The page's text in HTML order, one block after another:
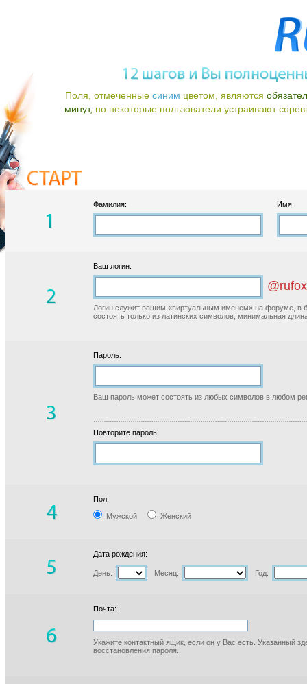
Поля, отмеченные синим цветом, являются
минут, но некоторые пользователи устраивают
Фамилия: Имя:
Ваш логин:
Логин служит вашим «виртуальным именем» на форуме, в
состоять только из латинских символов, минимальная
Пароль:
Ваш пароль может состоять из любых символов в любом
Повторите пароль:
Пол:
Мужской Женский
Дата рождения:
День: Месяц: Год:
Почта:
Укажите контактный ящик, если он у Вас есть. Указанный
восстановления пароля.